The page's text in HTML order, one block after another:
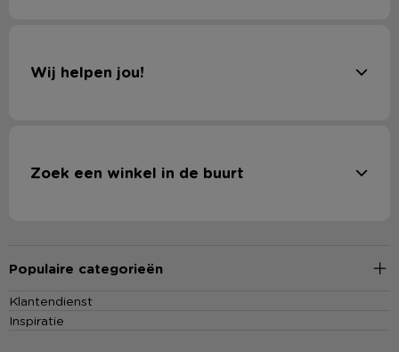
Wij helpen jou!
Zoek een winkel in de buurt
Populaire categorieën
Klantendienst
Inspiratie